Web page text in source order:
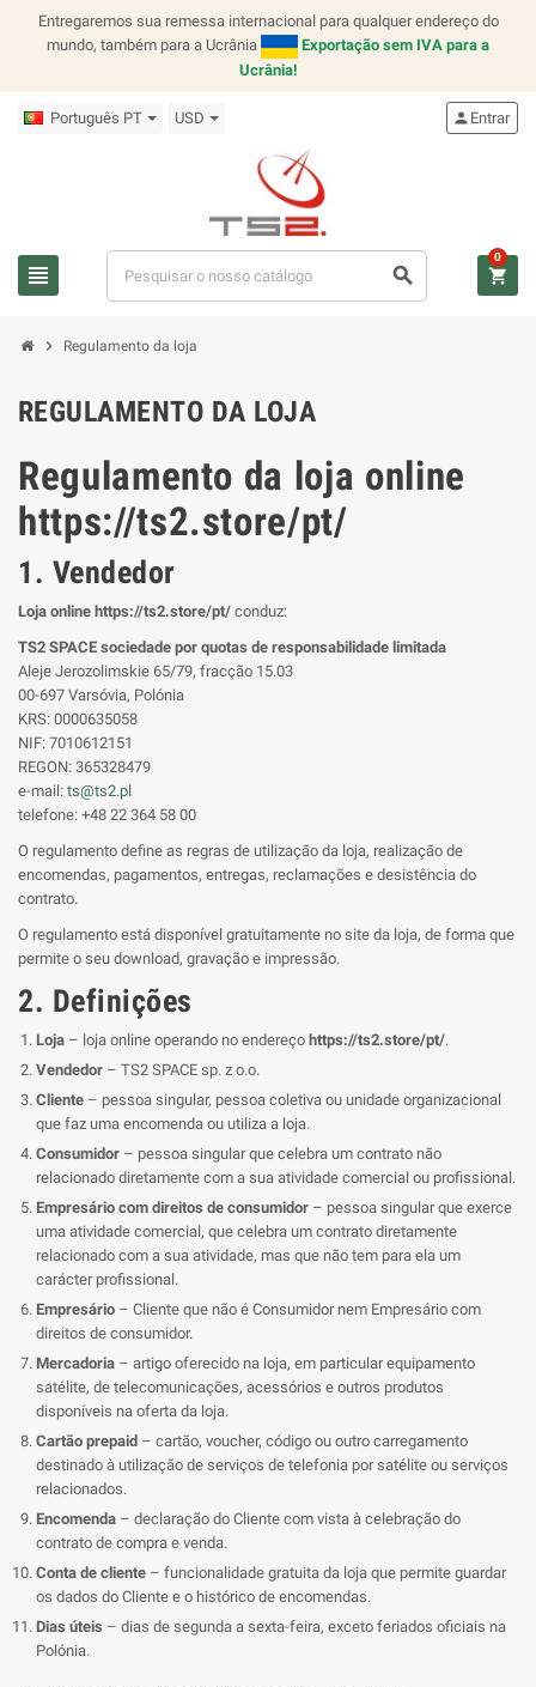
Entregaremos sua remessa internacional para qualquer endereço do
mundo, também para a Ucrânia
Exportação sem IVA para a
Ucrânia!
Português PT USD
view_headline search
person Entrar
shopping_cart
0
chevron_right Regulamento da loja
REGULAMENTO DA LOJA
Regulamento da loja online
https://ts2.store/pt/
1. Vendedor
Loja online https://ts2.store/pt/ conduz:
TS2 SPACE sociedade por quotas de responsabilidade limitada
Aleje Jerozolimskie 65/79, fracção 15.03
00-697 Varsóvia, Polónia
KRS: 0000635058
NIF: 7010612151
REGON: 365328479
e-mail: ts@ts2.pl
telefone: +48 22 364 58 00
O regulamento define as regras de utilização da loja, realização de
encomendas, pagamentos, entregas, reclamações e desistência do
contrato.
O regulamento está disponível gratuitamente no site da loja, de forma que
permite o seu download, gravação e impressão.
2. Definições
Loja – loja online operando no endereço https://ts2.store/pt/.
Vendedor – TS2 SPACE sp. z o.o.
Cliente – pessoa singular, pessoa coletiva ou unidade organizacional
que faz uma encomenda ou utiliza a loja.
Consumidor – pessoa singular que celebra um contrato não
relacionado diretamente com a sua atividade comercial ou profissional.
Empresário com direitos de consumidor – pessoa singular que exerce
uma atividade comercial, que celebra um contrato diretamente
relacionado com a sua atividade, mas que não tem para ela um
carácter profissional.
Empresário – Cliente que não é Consumidor nem Empresário com
direitos de consumidor.
Mercadoria – artigo oferecido na loja, em particular equipamento
satélite, de telecomunicações, acessórios e outros produtos
disponíveis na oferta da loja.
Cartão prepaid – cartão, voucher, código ou outro carregamento
destinado à utilização de serviços de telefonia por satélite ou serviços
relacionados.
Encomenda – declaração do Cliente com vista à celebração do
contrato de compra e venda.
Conta de cliente – funcionalidade gratuita da loja que permite guardar
os dados do Cliente e o histórico de encomendas.
Dias úteis – dias de segunda a sexta-feira, exceto feriados oficiais na
Polónia.